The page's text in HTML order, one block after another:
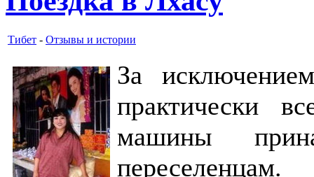
Тибет - Отзывы и истории
За
практически
машины
переселенцам.